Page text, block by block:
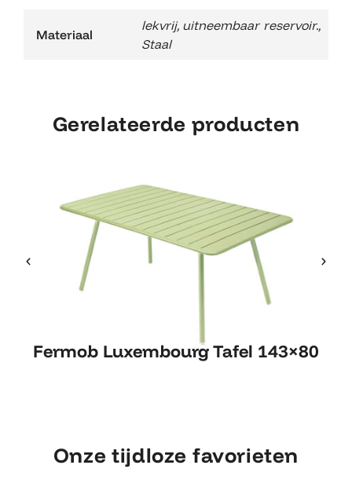
Materiaal
lekvrij, uitneembaar reservoir.,
Staal
Gerelateerde producten
Fermob Luxembourg Tafel 143×80
Fermob Luxembourg Tafel
143×80
Onze tijdloze favorieten